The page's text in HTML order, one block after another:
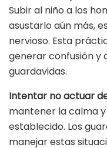
Subir al niño a los
asustarlo aún más,
nervioso. Esta
generar confusión y
guardavidas.
Intentar no actuar
mantener la calma
establecido. Los
manejar estas